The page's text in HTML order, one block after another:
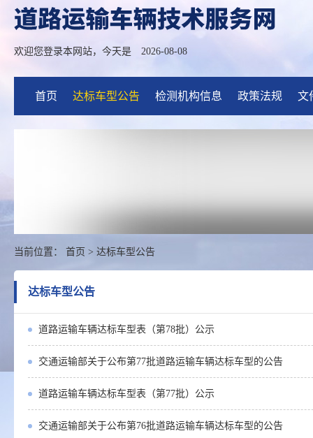
欢迎您登录本网站，今天是 2026-08-08
首页 达标车型公告 检测机构信息 政策法规 文
当前位置： 首页 > 达标车型公告
达标车型公告
道路运输车辆达标车型表（第78批）公示
交通运输部关于公布第77批道路运输车辆达标车型的公告
道路运输车辆达标车型表（第77批）公示
交通运输部关于公布第76批道路运输车辆达标车型的公告